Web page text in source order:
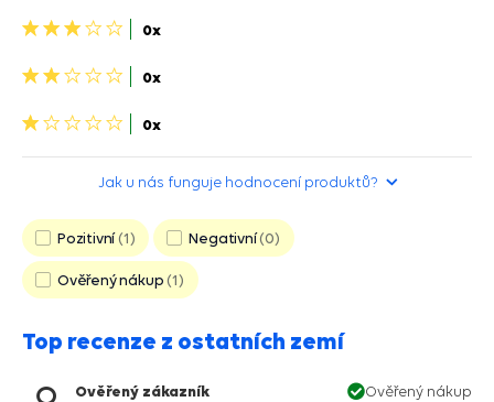
3
0x
2
0x
1
0x
Jak u nás funguje hodnocení produktů?
Pozitivní 1 Negativní 0
Ověřený nákup 1
Top recenze z ostatních zemí
Ověřený zákazník
Ověřený nákup